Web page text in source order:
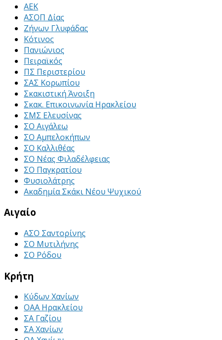
ΑΕΚ
ΑΣΟΠ Δίας
Ζήνων Γλυφάδας
Κότινος
Πανιώνιος
Πειραϊκός
ΠΣ Περιστερίου
ΣΑΣ Κορωπίου
Σκακιστική Άνοιξη
Σκακ. Επικοινωνία Ηρακλείου
ΣΜΣ Ελευσίνας
ΣΟ Αιγάλεω
ΣΟ Αμπελοκήπων
ΣΟ Καλλιθέας
ΣΟ Νέας Φιλαδέλφειας
ΣΟ Παγκρατίου
Φυσιολάτρης
Ακαδημία Σκάκι Νέου Ψυχικού
Αιγαίο
ΑΣΟ Σαντορίνης
ΣΟ Μυτιλήνης
ΣΟ Ρόδου
Κρήτη
Κύδων Χανίων
ΟΑΑ Ηρακλείου
ΣΑ Γαζίου
ΣΑ Χανίων